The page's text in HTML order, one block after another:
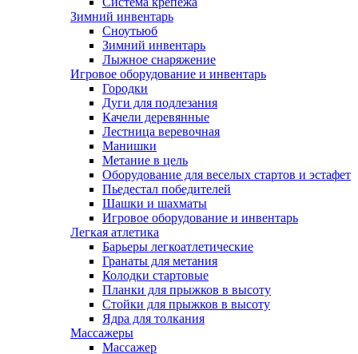
Зимний инвентарь
Сноутьюб
Зимний инвентарь
Лыжное снаряжение
Игровое оборудование и инвентарь
Городки
Дуги для подлезания
Качели деревянные
Лестница веревочная
Манишки
Метание в цель
Оборудование для веселых стартов и эстафет
Пьедестал победителей
Шашки и шахматы
Игровое оборудование и инвентарь
Легкая атлетика
Барьеры легкоатлетические
Гранаты для метания
Колодки стартовые
Планки для прыжков в высоту
Стойки для прыжков в высоту
Ядра для толкания
Массажеры
Массажер